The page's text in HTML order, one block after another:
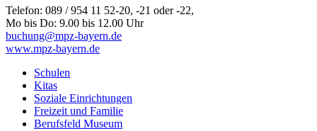
Telefon: 089 / 954 11 52-20, -21 oder -22,
Mo bis Do: 9.00 bis 12.00 Uhr
buchung@mpz-bayern.de
www.mpz-bayern.de
Schulen
Kitas
Soziale Einrichtungen
Freizeit und Familie
Berufsfeld Museum